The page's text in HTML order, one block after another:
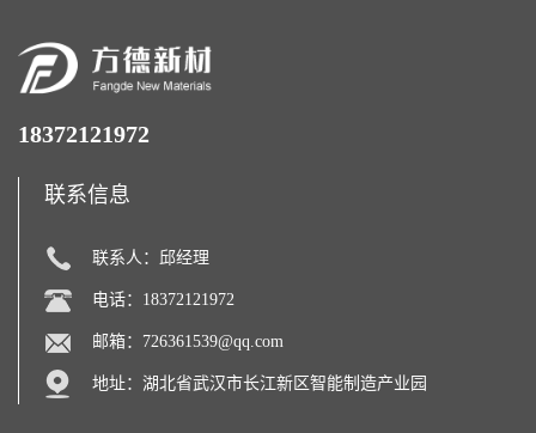
18372121972
联系信息
联系人：邱经理
电话：18372121972
邮箱： 726361539@qq.com
地址：湖北省武汉市长江新区智能制造产业园